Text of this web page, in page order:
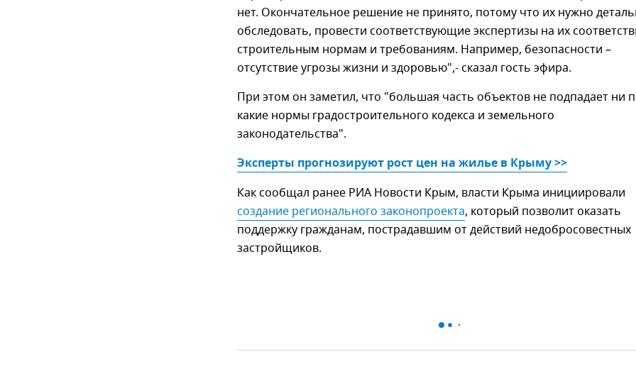
нет. Окончательное решение не принято, потому что их нужно
обследовать, провести соответствующие экспертизы на их
строительным нормам и требованиям. Например, безопасности –
отсутствие угрозы жизни и здоровью",- сказал гость эфира.
При этом он заметил, что "большая часть объектов не подпадает ни
какие нормы градостроительного кодекса и земельного
законодательства".
Эксперты прогнозируют рост цен на жилье в Крыму >>
Как сообщал ранее РИА Новости Крым, власти Крыма инициировали
создание регионального законопроекта, который позволит оказать
поддержку гражданам, пострадавшим от действий недобросовестных
застройщиков.